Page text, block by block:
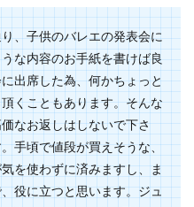
細いと、なんとか鍛えて腕を太くし
手の会社の呼び方と気をつ
ネスマナー
の会社の呼び方は書面の場合とは違
これから社会人として働くなら、取
、子供のバレエの発表会に
な内容のお手紙を書けば良
出席した為、何かちょっと
くこともあります。そんな
なお返しはしないで下さ
手頃で値段が買えそうな、
を使わずに済みますし、ま
役に立つと思います。ジュ